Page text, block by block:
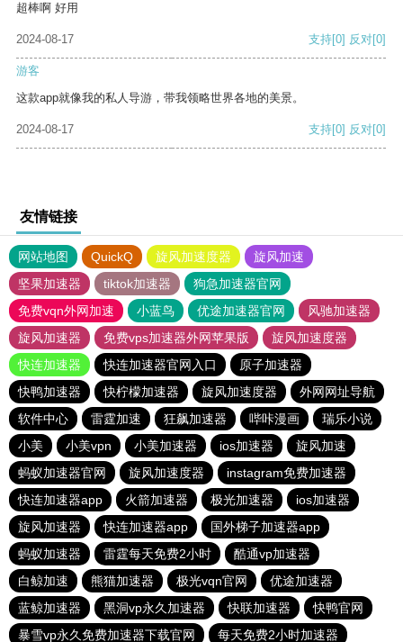
超棒啊 好用
2024-08-17 支持[0] 反对[0]
游客
这款app就像我的私人导游，带我领略世界各地的美景。
2024-08-17 支持[0] 反对[0]
友情链接
网站地图 QuickQ 旋风加速度器
旋风加速
坚果加速器
tiktok加速器
狗急加速器官网
免费vqn外网加速
小蓝鸟 优途加速器官网
风驰加速器
旋风加速器
免费vps加速器外网苹果版
旋风加速度器
快连加速器
快连加速器官网入口
原子加速器
快鸭加速器
快柠檬加速器 旋风加速度器
外网网址导航
软件中心
雷霆加速 狂飙加速器 哔咔漫画
瑞乐小说
小美
小美vpn 小美加速器 ios加速器
旋风加速
蚂蚁加速器官网
旋风加速度器
instagram免费加速器
快连加速器app
火箭加速器 极光加速器
ios加速器
旋风加速器
快连加速器app
国外梯子加速器app
蚂蚁加速器
雷霆每天免费2小时
酷通vp加速器
白鲸加速
熊猫加速器 极光vqn官网
优途加速器
蓝鲸加速器
黑洞vp永久加速器 快联加速器
快鸭官网
暴雪vp永久免费加速器下载官网
每天免费2小时加速器